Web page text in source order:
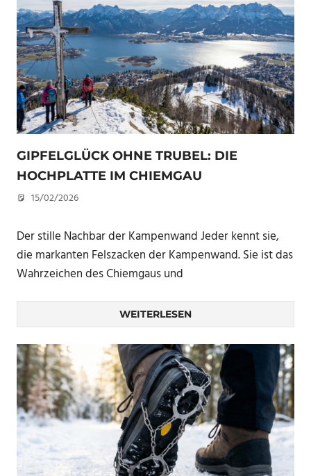
GIPFELGLÜCK OHNE TRUBEL: DIE
HOCHPLATTE IM CHIEMGAU
15/02/2026
Der stille Nachbar der Kampenwand Jeder kennt sie,
die markanten Felszacken der Kampenwand. Sie ist das
Wahrzeichen des Chiemgaus und
WEITERLESEN